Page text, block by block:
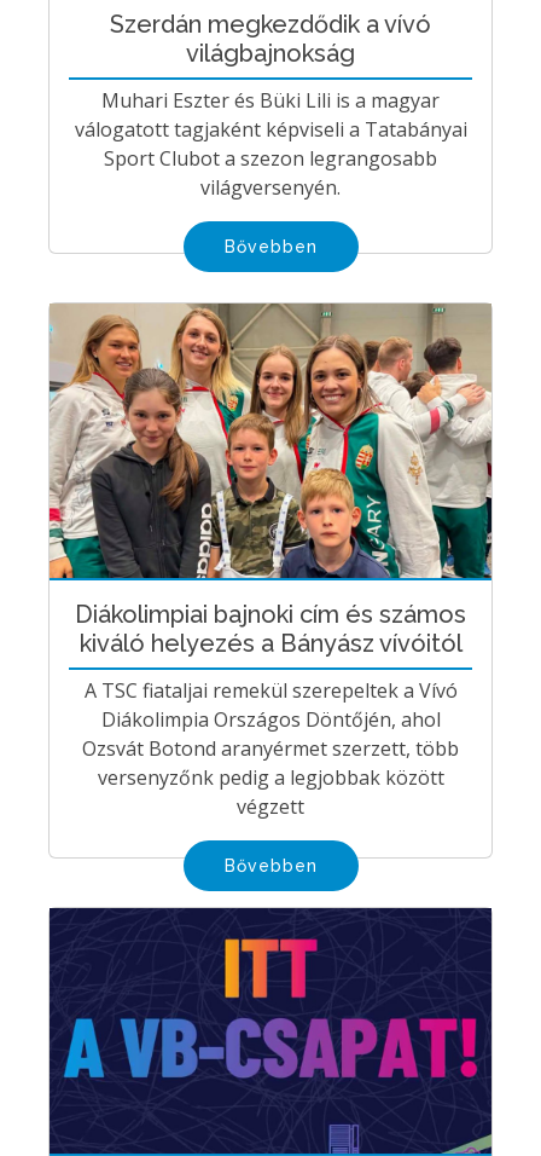
Szerdán megkezdődik a vívó
világbajnokság
Muhari Eszter és Büki Lili is a magyar
válogatott tagjaként képviseli a Tatabányai
Sport Clubot a szezon legrangosabb
világversenyén.
Bővebben
Diákolimpiai bajnoki cím és számos
kiváló helyezés a Bányász vívóitól
A TSC fiataljai remekül szerepeltek a Vívó
Diákolimpia Országos Döntőjén, ahol
Ozsvát Botond aranyérmet szerzett, több
versenyzőnk pedig a legjobbak között
végzett
Bővebben